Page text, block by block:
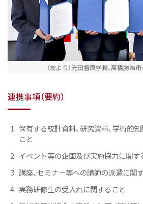
（左より）光田督良学長、髙橋勝浩
連携事項（要約）
保有する統計資料、研究資料、学術的
こと
イベント等の企画及び実施協力に関す
講座、セミナー等への講師の派遣に関
実務研修生の受入れに関すること